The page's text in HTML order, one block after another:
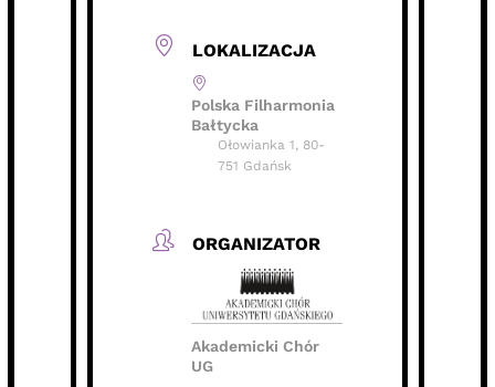
LOKALIZACJA
Polska Filharmonia
Bałtycka
Ołowianka 1, 80-
751 Gdańsk
ORGANIZATOR
Akademicki Chór
UG